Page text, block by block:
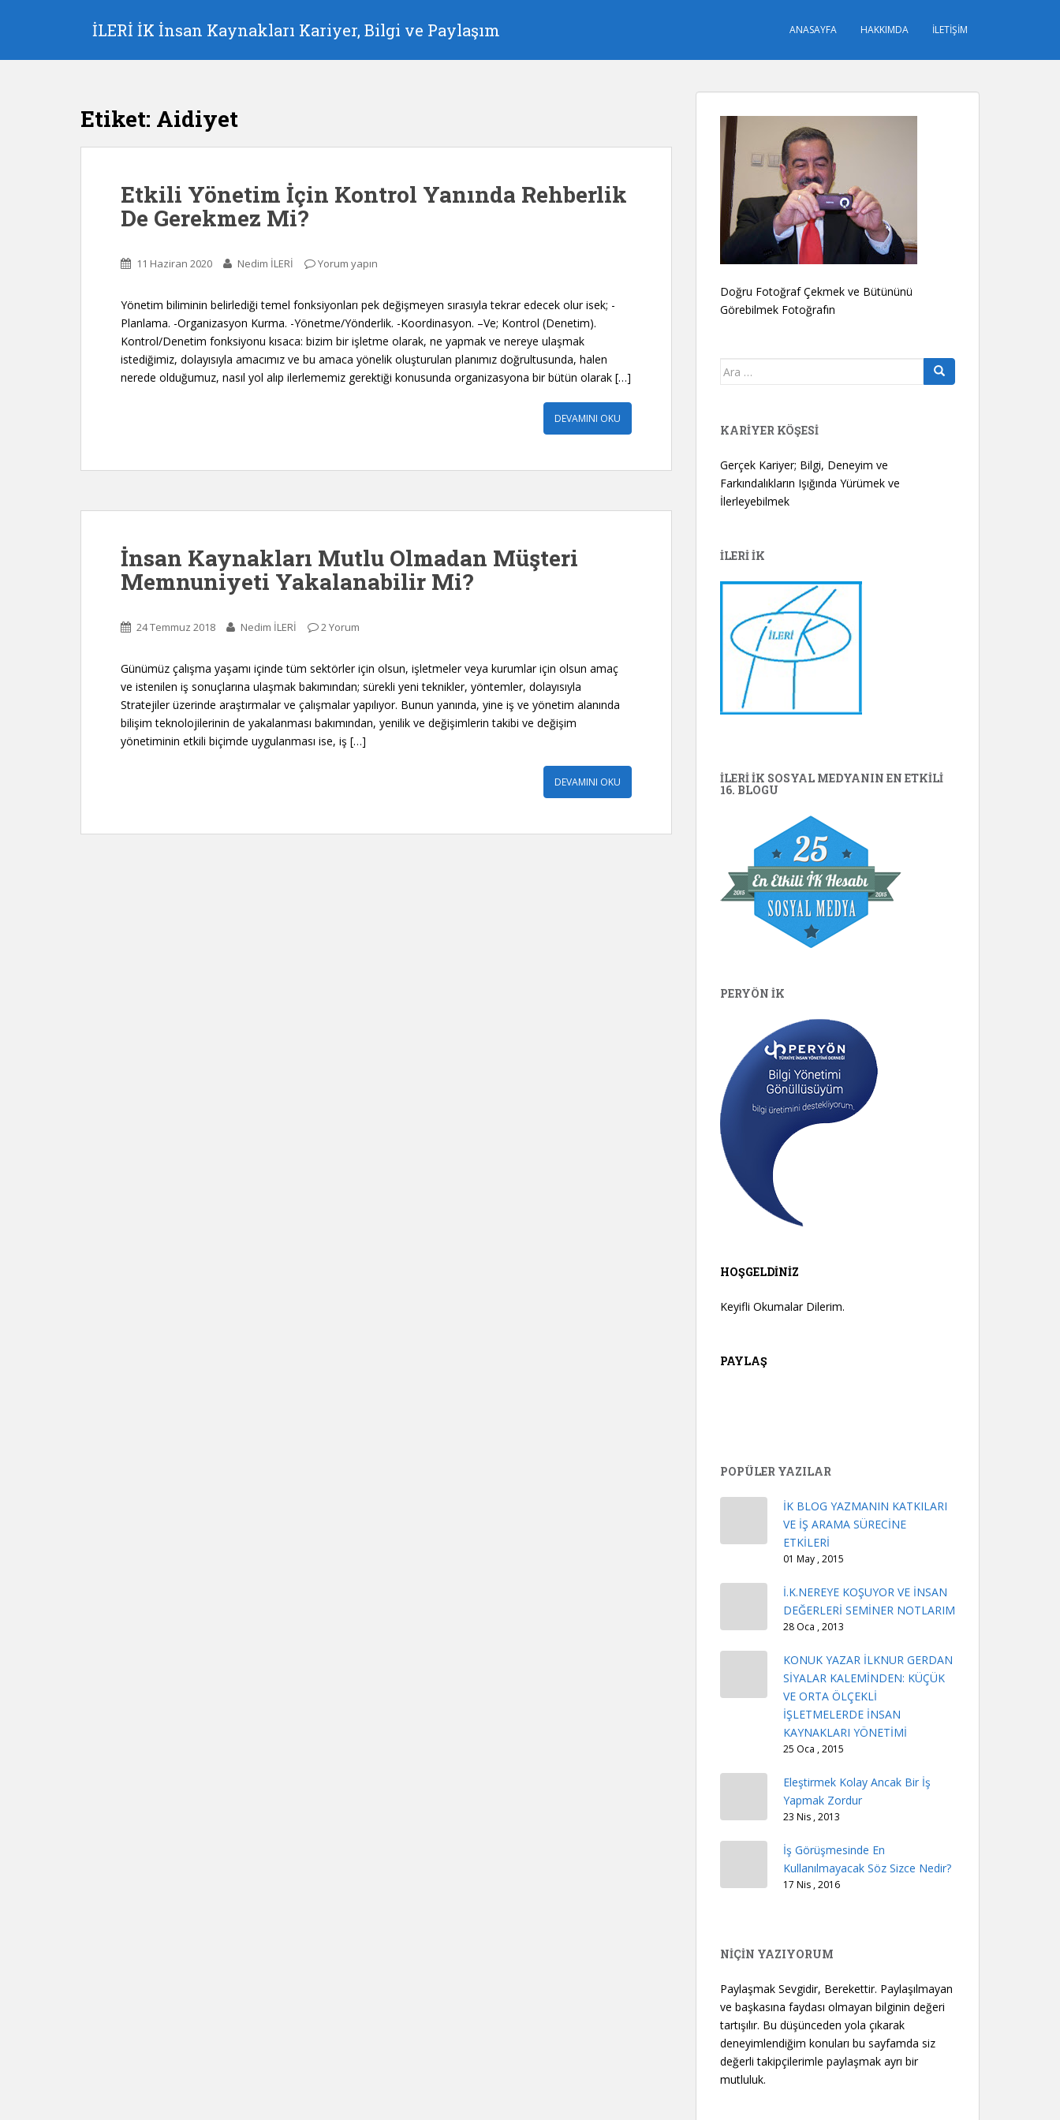
p
İLERİ İK İnsan Kaynakları Kariyer, Bilgi ve Paylaşım ANASAYFA HAKKIMDA İLETIŞIM
Etiket: Aidiyet
Etkili Yönetim İçin Kontrol Yanında Rehberlik
De Gerekmez Mi?
11 Haziran 2020 Nedim İLERİ Yorum yapın
Yönetim biliminin belirlediği temel fonksiyonları pek değişmeyen sırasıyla tekrar edecek olur isek; -
Planlama. -Organizasyon Kurma. -Yönetme/Yönderlik. -Koordinasyon. –Ve; Kontrol (Denetim).
Kontrol/Denetim fonksiyonu kısaca: bizim bir işletme olarak, ne yapmak ve nereye ulaşmak
istediğimiz, dolayısıyla amacımız ve bu amaca yönelik oluşturulan planımız doğrultusunda, halen
nerede olduğumuz, nasıl yol alıp ilerlememiz gerektiği konusunda organizasyona bir bütün olarak […]
DEVAMINI OKU
İnsan Kaynakları Mutlu Olmadan Müşteri
Memnuniyeti Yakalanabilir Mi?
24 Temmuz 2018 Nedim İLERİ 2 Yorum
Günümüz çalışma yaşamı içinde tüm sektörler için olsun, işletmeler veya kurumlar için olsun amaç
ve istenilen iş sonuçlarına ulaşmak bakımından; sürekli yeni teknikler, yöntemler, dolayısıyla
Stratejiler üzerinde araştırmalar ve çalışmalar yapılıyor. Bunun yanında, yine iş ve yönetim alanında
bilişim teknolojilerinin de yakalanması bakımından, yenilik ve değişimlerin takibi ve değişim
yönetiminin etkili biçimde uygulanması ise, iş […]
DEVAMINI OKU
Doğru Fotoğraf Çekmek ve Bütününü
Görebilmek Fotoğrafın
Arama
KARIYER KÖŞESI
Gerçek Kariyer; Bilgi, Deneyim ve
Farkındalıkların Işığında Yürümek ve
İlerleyebilmek
İLERİ İK
İLERİ İK SOSYAL MEDYANIN EN ETKILI
16. BLOGU
PERYÖN İK
HOŞGELDINIZ
Keyifli Okumalar Dilerim.
PAYLAŞ
POPÜLER YAZILAR
İK BLOG YAZMANIN KATKILARI
VE İŞ ARAMA SÜRECİNE
ETKİLERİ
01 May , 2015
İ.K.NEREYE KOŞUYOR VE İNSAN
DEĞERLERİ SEMİNER NOTLARIM
28 Oca , 2013
KONUK YAZAR İLKNUR GERDAN
SİYALAR KALEMİNDEN: KÜÇÜK
VE ORTA ÖLÇEKLİ
İŞLETMELERDE İNSAN
KAYNAKLARI YÖNETİMİ
25 Oca , 2015
Eleştirmek Kolay Ancak Bir İş
Yapmak Zordur
23 Nis , 2013
İş Görüşmesinde En
Kullanılmayacak Söz Sizce Nedir?
17 Nis , 2016
NİÇİN YAZIYORUM
Paylaşmak Sevgidir, Berekettir. Paylaşılmayan
ve başkasına faydası olmayan bilginin değeri
tartışılır. Bu düşünceden yola çıkarak
deneyimlendiğim konuları bu sayfamda siz
değerli takipçilerimle paylaşmak ayrı bir
mutluluk.